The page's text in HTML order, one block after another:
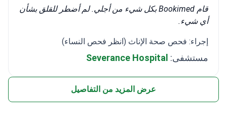
قام Bookimed بكل شيء من أجلي. لم أضطر للقلق بشأن
أي شيء.
إجراء: فحص صحة الإناث (انظر فحص النساء)
مستشفى: Severance Hospital
عرض المزيد من التفاصيل